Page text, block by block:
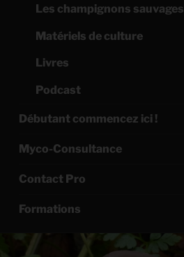
Les champignons sauvages
Matériels de culture
Livres
Podcast
Débutant commencez ici !
Myco-Consultance
Contact Pro
Formations